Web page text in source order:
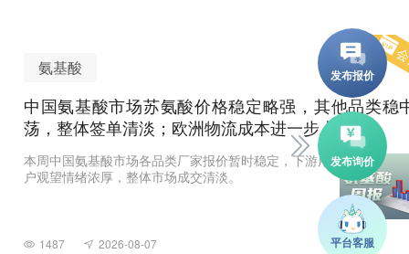
氨基酸
中国氨基酸市场苏氨酸价格稳定略强，其他品类稳
荡，整体签单清淡；欧洲物流成本进一步上升
本周中国氨基酸市场各品类厂家报价暂时稳定，下游用
户观望情绪浓厚，整体市场成交清淡。
1487 2026-08-07